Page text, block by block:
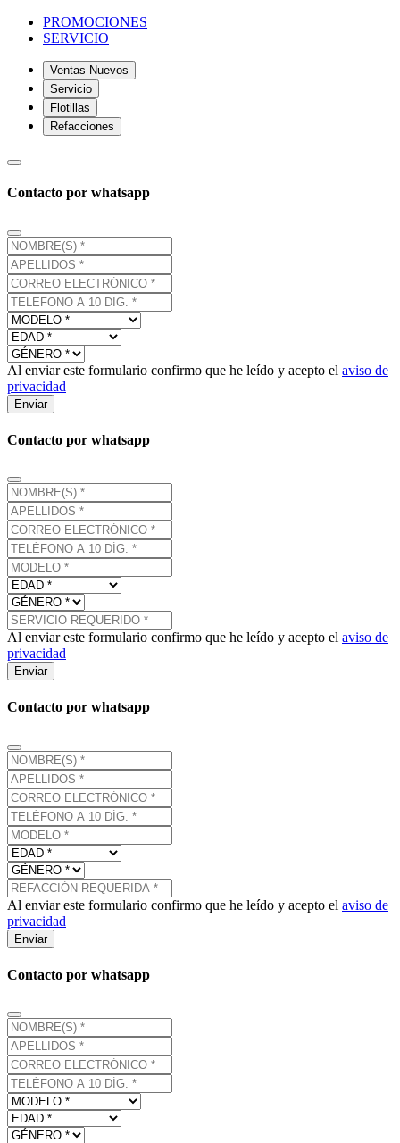
PROMOCIONES
SERVICIO
Ventas Nuevos
Servicio
Flotillas
Refacciones
Contacto por whatsapp
Al enviar este formulario confirmo que he leído y acepto el aviso de
privacidad
Enviar
Contacto por whatsapp
Al enviar este formulario confirmo que he leído y acepto el aviso de
privacidad
Enviar
Contacto por whatsapp
Al enviar este formulario confirmo que he leído y acepto el aviso de
privacidad
Enviar
Contacto por whatsapp